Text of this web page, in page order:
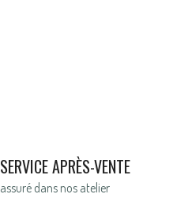
SERVICE APRÈS-VENTE
assuré dans nos atelier